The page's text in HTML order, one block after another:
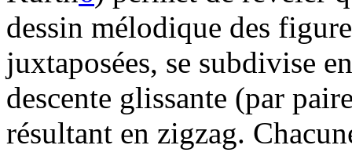
dessin mélodique des
juxtaposées, se subdivise
descente glissante (par
résultant en zigzag.